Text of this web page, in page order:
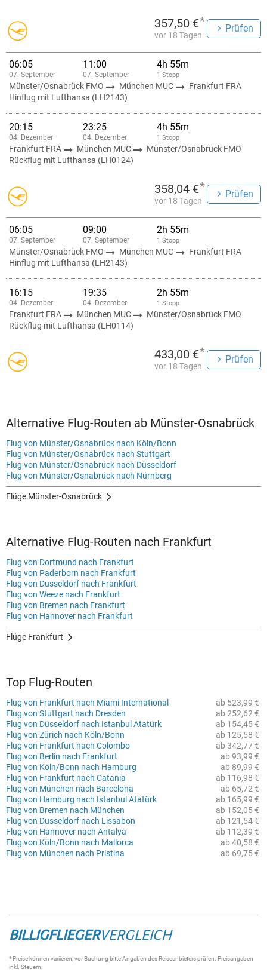
357,50 €*
vor 18 Tagen
Prüfen
06:05
07. September
11:00
07. September
4h 55m
1 Stopp
Münster/Osnabrück FMO München MUC
Frankfurt FRA
Hinflug mit Lufthansa (LH2143)
20:15
04. Dezember
23:25
04. Dezember
4h 55m
1 Stopp
Frankfurt FRA München MUC
Münster/Osnabrück FMO
Rückflug mit Lufthansa (LH0124)
358,04 €*
vor 18 Tagen
Prüfen
06:05
07. September
09:00
07. September
2h 55m
1 Stopp
Münster/Osnabrück FMO München MUC
Frankfurt FRA
Hinflug mit Lufthansa (LH2143)
16:15
04. Dezember
19:35
04. Dezember
2h 55m
1 Stopp
Frankfurt FRA München MUC
Münster/Osnabrück FMO
Rückflug mit Lufthansa (LH0114)
433,00 €*
vor 18 Tagen
Prüfen
Alternative Flug-Routen ab Münster-Osnabrück
Flug von Münster/Osnabrück nach Köln/Bonn
Flug von Münster/Osnabrück nach Stuttgart
Flug von Münster/Osnabrück nach Düsseldorf
Flug von Münster/Osnabrück nach Nürnberg
Flüge Münster-Osnabrück
Alternative Flug-Routen nach Frankfurt
Flug von Dortmund nach Frankfurt
Flug von Paderborn nach Frankfurt
Flug von Düsseldorf nach Frankfurt
Flug von Weeze nach Frankfurt
Flug von Bremen nach Frankfurt
Flug von Hannover nach Frankfurt
Flüge Frankfurt
Top Flug-Routen
ab 523,99 €
Flug von Frankfurt nach Miami International
ab 252,62 €
Flug von Stuttgart nach Dresden
ab 154,45 €
Flug von Düsseldorf nach Istanbul Atatürk
ab 125,58 €
Flug von Zürich nach Köln/Bonn
ab 342,77 €
Flug von Frankfurt nach Colombo
ab 93,99 €
Flug von Berlin nach Frankfurt
ab 89,99 €
Flug von Köln/Bonn nach Hamburg
ab 116,98 €
Flug von Frankfurt nach Catania
ab 65,72 €
Flug von München nach Barcelona
ab 165,99 €
Flug von Hamburg nach Istanbul Atatürk
ab 152,05 €
Flug von Bremen nach München
ab 121,54 €
Flug von Düsseldorf nach Lissabon
ab 112,39 €
Flug von Hannover nach Antalya
ab 40,58 €
Flug von Köln/Bonn nach Mallorca
ab 69,75 €
Flug von München nach Pristina
BILLIGFLIEGERVERGLEICH
* Preise können variieren, vor Buchung bitte Angaben des Reiseanbieters prüfen. Preisangaben
inkl. Steuern.